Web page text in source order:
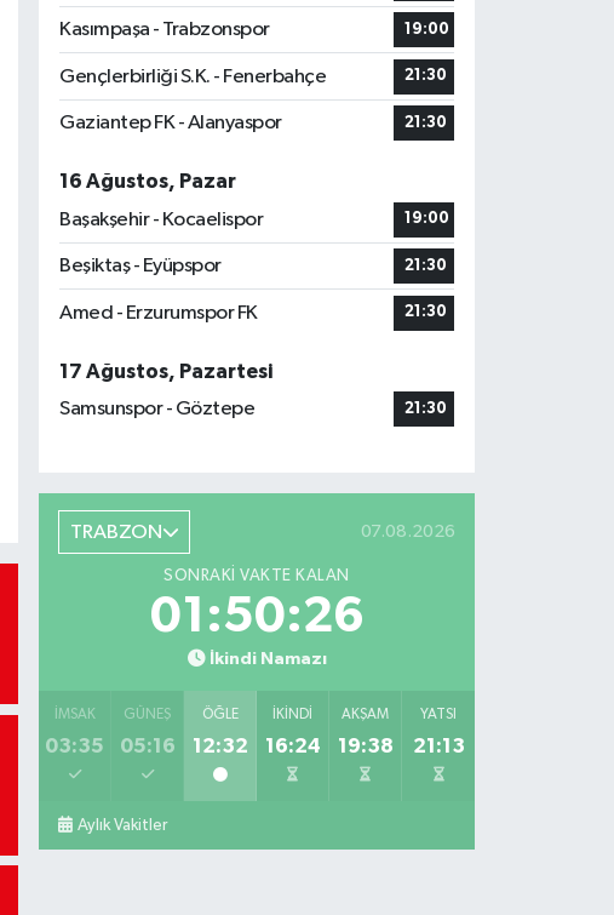
Kasımpaşa - Trabzonspor 19:00
Gençlerbirliği S.K. - Fenerbahçe 21:30
Gaziantep FK - Alanyaspor 21:30
16 Ağustos, Pazar
Başakşehir - Kocaelispor
19:00
Beşiktaş - Eyüpspor 21:30
Amed - Erzurumspor FK 21:30
17 Ağustos, Pazartesi
Samsunspor - Göztepe
21:30
TRABZON 07.08.2026
SONRAKI VAKTE KALAN
01:50:25
İkindi Namazı
İMSAK
03:35
GÜNEŞ
05:16
ÖĞLE
12:32
İKINDI
16:24
AKŞAM
19:38
YATSI
21:13
Aylık Vakitler